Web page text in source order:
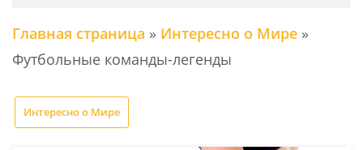
Главная страница » Интересно о Мире »
Футбольные команды-легенды
Интересно о Мире